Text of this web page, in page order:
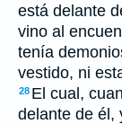
está delante
vino al
tenía
vestido, ni
28 El cual,
delante de él,